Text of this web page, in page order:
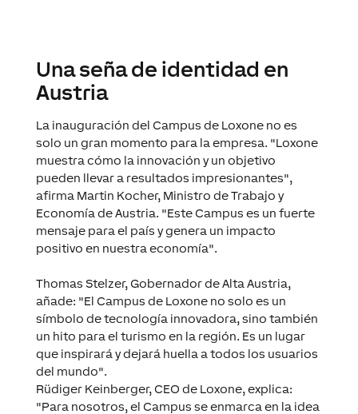
Una seña de identidad en
Austria
La inauguración del Campus de Loxone no es
solo un gran momento para la empresa. "Loxone
muestra cómo la innovación y un objetivo
pueden llevar a resultados impresionantes",
afirma Martin Kocher, Ministro de Trabajo y
Economía de Austria. "Este Campus es un fuerte
mensaje para el país y genera un impacto
positivo en nuestra economía".
Thomas Stelzer, Gobernador de Alta Austria,
añade: "El Campus de Loxone no solo es un
símbolo de tecnología innovadora, sino también
un hito para el turismo en la región. Es un lugar
que inspirará y dejará huella a todos los usuarios
del mundo".
Rüdiger Keinberger, CEO de Loxone, explica:
"Para nosotros, el Campus se enmarca en la idea